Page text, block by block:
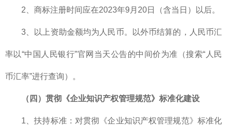
2、商标注册时间应在2023年9月20日（含当日）以后。
3、以上资助金额均为人民币。以外币结算的，人民币汇
率以“中国人民银行”官网当天公告的中间价为准（搜索“人民
币汇率”进行查询）。
（四）贯彻《企业知识产权管理规范》标准化建设
1、扶持标准：对贯彻《企业知识产权管理规范》标准化